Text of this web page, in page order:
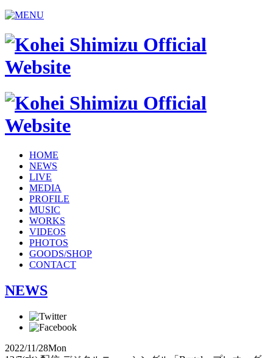
HOME
NEWS
LIVE
MEDIA
PROFILE
MUSIC
WORKS
VIDEOS
PHOTOS
GOODS/SHOP
CONTACT
NEWS
2022/11/28Mon